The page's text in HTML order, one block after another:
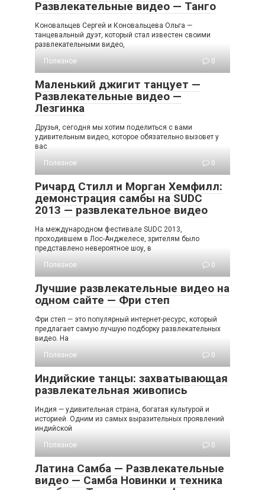
Развлекательные видео — Танго
Коновальцев Сергей и Коновальцева Ольга —
танцевальный дуэт, который стал известен своими
развлекательными видео,
Полезное
0
Маленький джигит танцует —
Развлекательные видео —
Лезгинка
Друзья, сегодня мы хотим поделиться с вами
удивительным видео, которое обязательно вызовет у
вас
Полезное
0
Ричард Стилл и Морган Хемфилл:
демонстрация самбы на SUDC
2013 — развлекательное видео
На международном фестивале SUDC 2013,
проходившем в Лос-Анджелесе, зрителям было
представлено невероятное шоу, в
Полезное
0
Лучшие развлекательные видео на
одном сайте — Фри степ
Фри степ — это популярный интернет-ресурс, который
предлагает самую лучшую подборку развлекательных
видео. На
Полезное
0
Индийские танцы: захватывающая
развлекательная живопись
Индия — удивительная страна, богатая культурой и
историей. Одним из самых выразительных проявлений
индийской
Полезное
0
Латина Самба — Развлекательные
видео — Самба Новинки и техника